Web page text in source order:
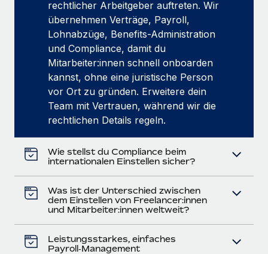
rechtlicher Arbeitgeber auftreten. Wir
übernehmen Verträge, Payroll,
Lohnabzüge, Benefits-Administration
und Compliance, damit du
Mitarbeiter:innen schnell onboarden
kannst, ohne eine juristische Person
vor Ort zu gründen. Erweitere dein
Team mit Vertrauen, während wir die
rechtlichen Details regeln.
Wie stellst du Compliance beim
internationalen Einstellen sicher?
Was ist der Unterschied zwischen
dem Einstellen von Freelancer:innen
und Mitarbeiter:innen weltweit?
Leistungsstarkes, einfaches
Payroll‑Management